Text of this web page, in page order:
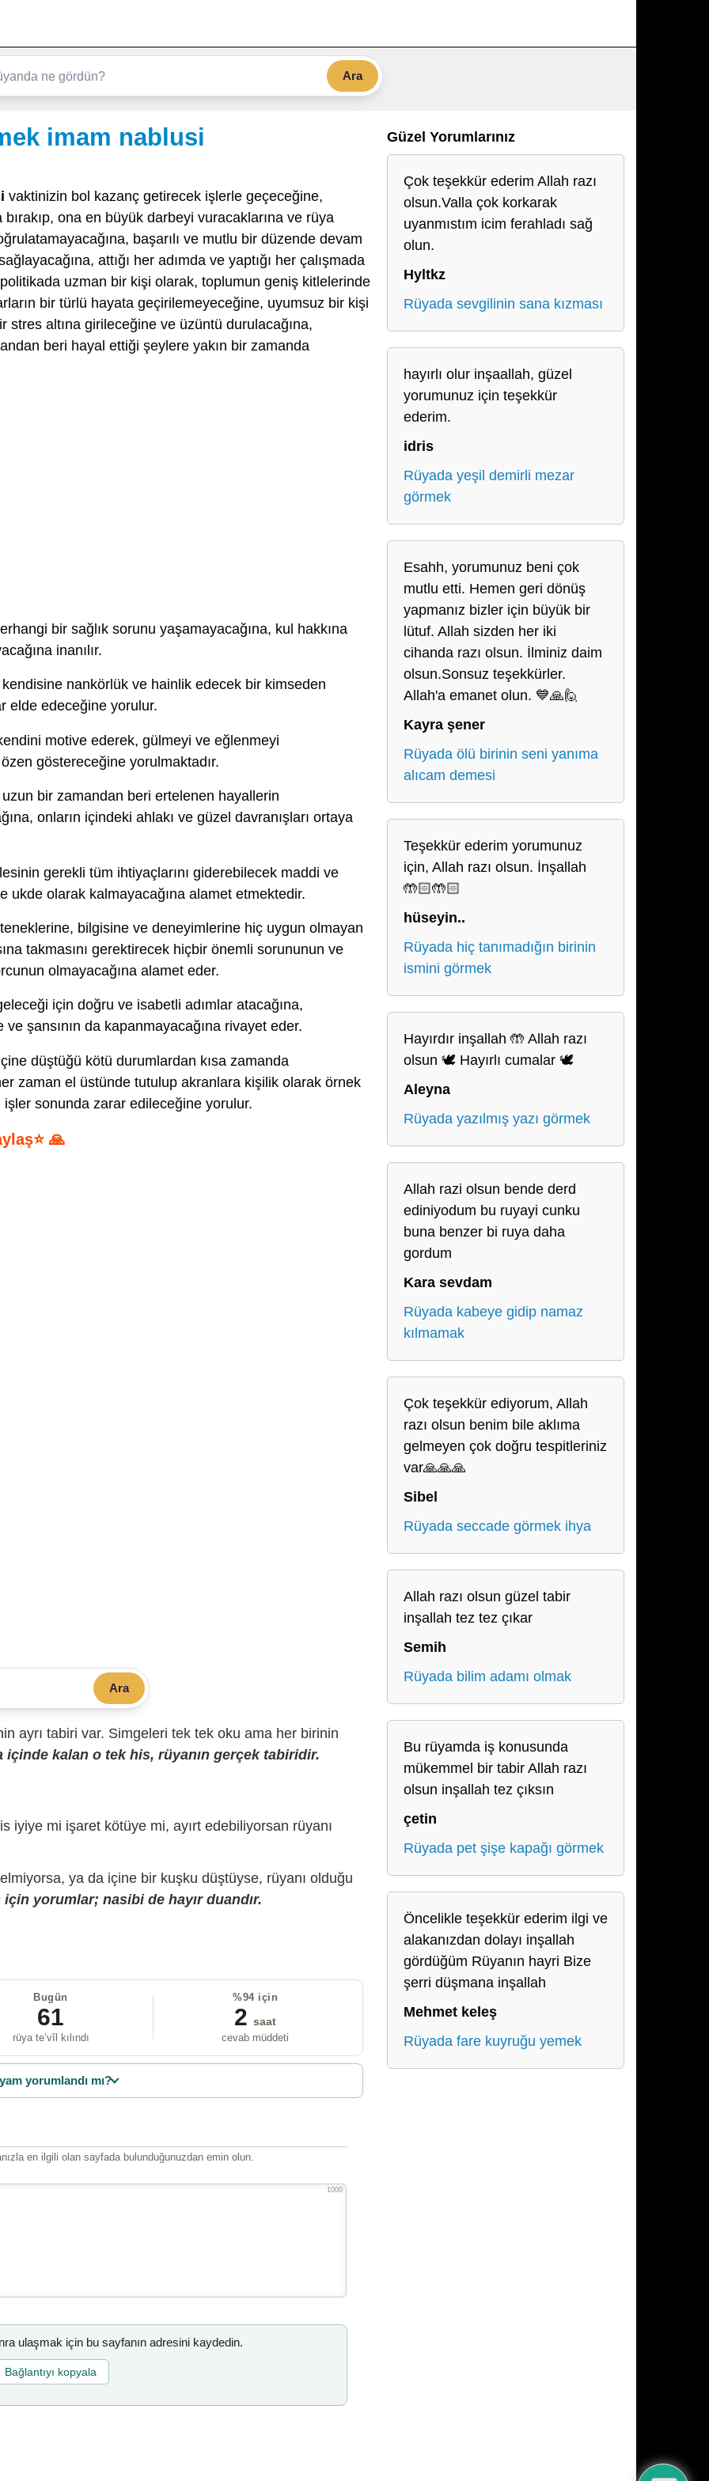
Ara
imam nablusi
vaktinizin bol kazanç getirecek işlerle geçeceğine,
ona en büyük darbeyi vuracaklarına ve rüya
başarılı ve mutlu bir düzende devam
attığı her adımda ve yaptığı her çalışmada
uzman bir kişi olarak, toplumun geniş kitlelerinde
bir türlü hayata geçirilemeyeceğine, uyumsuz bir kişi
stres altına girileceğine ve üzüntü durulacağına,
beri hayal ettiği şeylere yakın bir zamanda
bir sağlık sorunu yaşamayacağına, kul hakkına
inanılır.
kendisine nankörlük ve hainlik edecek bir kimseden
elde edeceğine yorulur.
motive ederek, gülmeyi ve eğlenmeyi
göstereceğine yorulmaktadır.
uzun bir zamandan beri ertelenen hayallerin
onların içindeki ahlakı ve güzel davranışları ortaya
gerekli tüm ihtiyaçlarını giderebilecek maddi ve
ukde olarak kalmayacağına alamet etmektedir.
bilgisine ve deneyimlerine hiç uygun olmayan
takmasını gerektirecek hiçbir önemli sorununun ve
olmayacağına alamet eder.
için doğru ve isabetli adımlar atacağına,
şansının da kapanmayacağına rivayet eder.
düştüğü kötü durumlardan kısa zamanda
zaman el üstünde tutulup akranlara kişilik olarak örnek
sonunda zarar edileceğine yorulur.
🙏
Ara
ayrı tabiri var. Simgeleri tek tek oku ama her birinin
içinde kalan o tek his, rüyanın gerçek tabiridir.
iyiye mi işaret kötüye mi, ayırt edebiliyorsan rüyanı
ya da içine bir kuşku düştüyse, rüyanı olduğu
yorumlar; nasibi de hayır duandır.
Bugün
61
rüya te’vîl kılındı
%94 için
2 saat
cevab müddeti
yorumlandı mı?
en ilgili olan sayfada bulunduğunuzdan emin olun.
1000
ulaşmak için bu sayfanın adresini kaydedin.
Bağlantıyı kopyala
Güzel Yorumlarınız
Çok teşekkür ederim Allah razı
olsun.Valla çok korkarak
uyanmıstım icim ferahladı sağ
olun.
Hyltkz
Rüyada sevgilinin sana kızması
hayırlı olur inşaallah, güzel
yorumunuz için teşekkür
ederim.
idris
Rüyada yeşil demirli mezar
görmek
Esahh, yorumunuz beni çok
mutlu etti. Hemen geri dönüş
yapmanız bizler için büyük bir
lütuf. Allah sizden her iki
cihanda razı olsun. İlminiz daim
olsun.Sonsuz teşekkürler.
Allah'a emanet olun. 💙🙏🙋
Kayra şener
Rüyada ölü birinin seni yanıma
alıcam demesi
Teşekkür ederim yorumunuz
için, Allah razı olsun. İnşallah
🤲🏻🤲🏻
hüseyin..
Rüyada hiç tanımadığın birinin
ismini görmek
Hayırdır inşallah 🤲 Allah razı
olsun 🕊️ Hayırlı cumalar 🕊️
Aleyna
Rüyada yazılmış yazı görmek
Allah razi olsun bende derd
ediniyodum bu ruyayi cunku
buna benzer bi ruya daha
gordum
Kara sevdam
Rüyada kabeye gidip namaz
kılmamak
Çok teşekkür ediyorum, Allah
razı olsun benim bile aklıma
gelmeyen çok doğru tespitleriniz
var🙏🙏🙏
Sibel
Rüyada seccade görmek ihya
Allah razı olsun güzel tabir
inşallah tez tez çıkar
Semih
Rüyada bilim adamı olmak
Bu rüyamda iş konusunda
mükemmel bir tabir Allah razı
olsun inşallah tez çıksın
çetin
Rüyada pet şişe kapağı görmek
Öncelikle teşekkür ederim ilgi ve
alakanızdan dolayı inşallah
gördüğüm Rüyanın hayri Bize
şerri düşmana inşallah
Mehmet keleş
Rüyada fare kuyruğu yemek